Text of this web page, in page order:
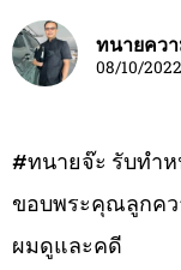
ทนายคว
08/10/2022
#ทนายจ๊ะ รับทำ
ขอบพระคุณลูกคว
ผมดูและคดี